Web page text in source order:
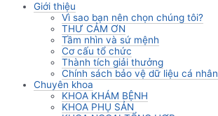
Giới thiệu
Vì sao bạn nên chọn chúng tôi?
THƯ CẢM ƠN
Tầm nhìn và sứ mệnh
Cơ cấu tổ chức
Thành tích giải thưởng
Chính sách bảo vệ dữ liệu cá nhân
Chuyên khoa
KHOA KHÁM BỆNH
KHOA PHỤ SẢN